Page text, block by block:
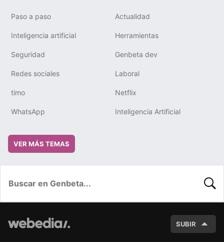
Paso a paso Actualidad
Inteligencia artificial Herramientas
Seguridad Genbeta dev
Redes sociales Laboral
timo Netflix
WhatsApp Inteligencia Artificial
VER MÁS TEMAS
SUBIR